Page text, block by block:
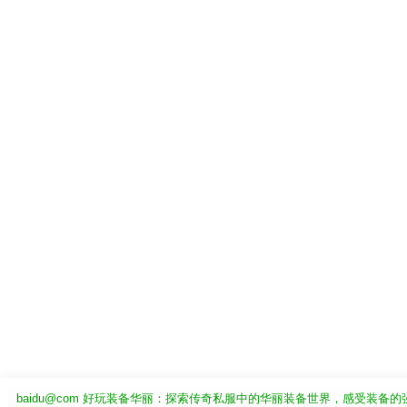
baidu@com 好玩装备华丽：探索传奇私服中的华丽装备世界，感受装备